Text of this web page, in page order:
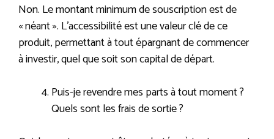
Non. Le montant minimum de souscription est de
« néant ». L’accessibilité est une valeur clé de ce
produit, permettant à tout épargnant de commencer
à investir, quel que soit son capital de départ.
Puis-je revendre mes parts à tout moment ?
Quels sont les frais de sortie ?